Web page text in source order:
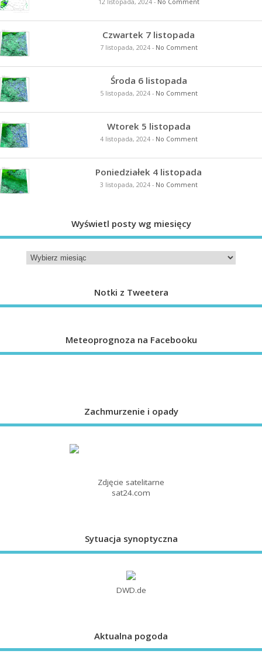
Czwartek 7 listopada
7 listopada, 2024- No Comment
Środa 6 listopada
5 listopada, 2024- No Comment
Wtorek 5 listopada
4 listopada, 2024- No Comment
Poniedziałek 4 listopada
3 listopada, 2024- No Comment
Wyświetl posty wg miesięcy
Notki z Tweetera
Meteoprognoza na Facebooku
Zachmurzenie i opady
Zdjęcie satelitarne
sat24.com
Sytuacja synoptyczna
DWD.de
Aktualna pogoda